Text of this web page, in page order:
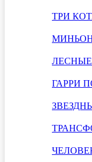
ТРИ
ЛЕСНЫЕ
ГАРРИ